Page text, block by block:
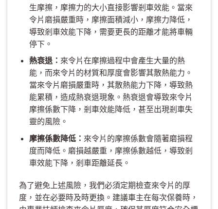
生摩擦，摩擦力的大小直接影響剎車效能。當來
令片磨損嚴重時，摩擦面積減小，摩擦力降低，
導致剎車效能下降，需要更長的距離才能將車輛
停下。
熱衰退： 來令片在摩擦過程中會產生大量的熱
能，而來令片的材質和厚度會影響其散熱能力。
當來令片磨損嚴重時，其散熱能力下降，導致熱
能累積，造成熱衰退現象。熱衰退會導致來令片
摩擦係數下降，剎車效能降低，甚至出現剎車失
靈的風險。
摩擦係數降低： 來令片的摩擦係數會隨著磨損程
度而降低。磨損越嚴重，摩擦係數越低，導致剎
車效能下降，剎車距離延長。
為了避免上述風險，我們必須定期檢查來令片的厚
度，並在必要時及時更換。建議車主在每次保養時，